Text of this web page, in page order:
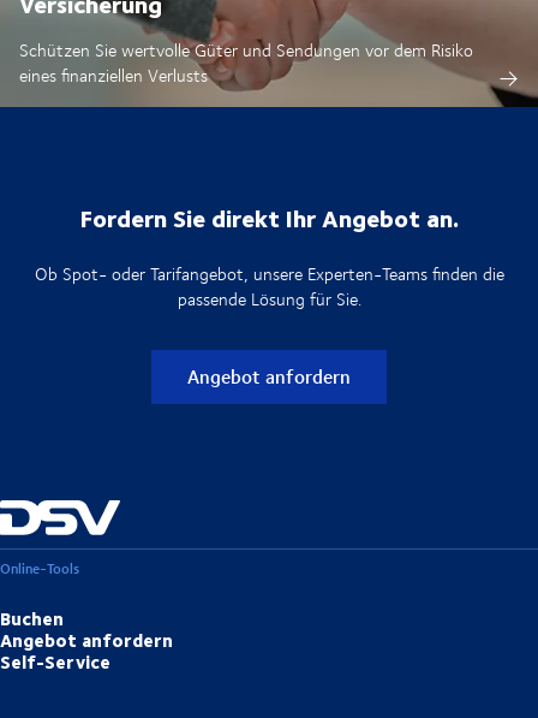
Schützen Sie wertvolle Güter und Sendungen vor dem Risiko
eines finanziellen Verlusts
Fordern Sie direkt Ihr Angebot an.
Ob Spot- oder Tarifangebot, unsere Experten-Teams finden die
passende Lösung für Sie.
Angebot anfordern
Online-Tools
Buchen
Angebot anfordern
Self-Service